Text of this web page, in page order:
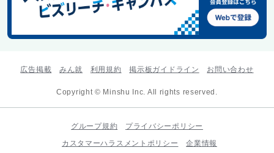
広告掲載 みん就 利用規約 掲示板ガイドライン お問い合わせ
Copyright © Minshu Inc. All rights reserved.
グループ規約
プライバシーポリシー
カスタマーハラスメントポリシー
企業情報